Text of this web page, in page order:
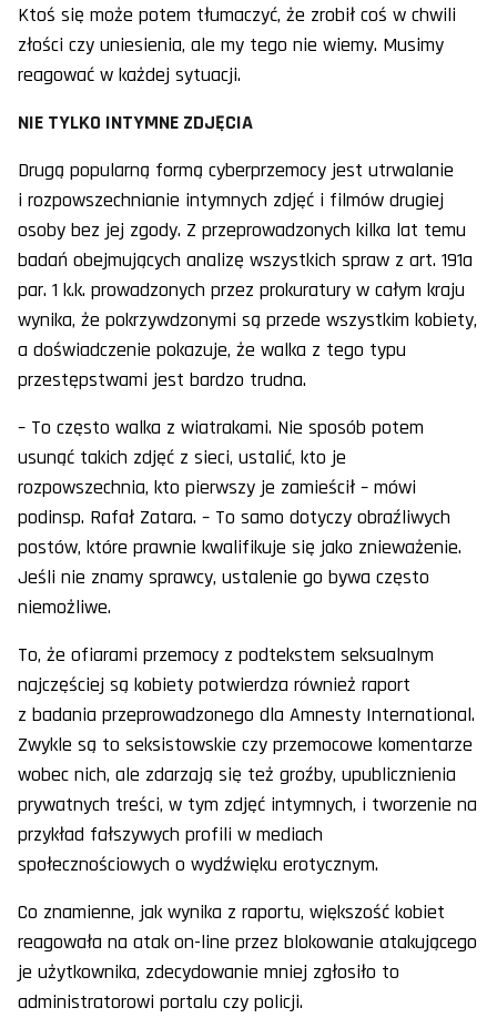
Ktoś się może potem tłumaczyć, że zrobił coś w chwili
złości czy uniesienia, ale my tego nie wiemy. Musimy
reagować w każdej sytuacji.
NIE TYLKO INTYMNE ZDJĘCIA
Drugą popularną formą cyberprzemocy jest utrwalanie
i rozpowszechnianie intymnych zdjęć i filmów drugiej
osoby bez jej zgody. Z przeprowadzonych kilka lat temu
badań obejmujących analizę wszystkich spraw z art. 191a
par. 1 k.k. prowadzonych przez prokuratury w całym kraju
wynika, że pokrzywdzonymi są przede wszystkim kobiety,
a doświadczenie pokazuje, że walka z tego typu
przestępstwami jest bardzo trudna.
– To często walka z wiatrakami. Nie sposób potem
usunąć takich zdjęć z sieci, ustalić, kto je
rozpowszechnia, kto pierwszy je zamieścił – mówi
podinsp. Rafał Zatara. – To samo dotyczy obraźliwych
postów, które prawnie kwalifikuje się jako znieważenie.
Jeśli nie znamy sprawcy, ustalenie go bywa często
niemożliwe.
To, że ofiarami przemocy z podtekstem seksualnym
najczęściej są kobiety potwierdza również raport
z badania przeprowadzonego dla Amnesty International.
Zwykle są to seksistowskie czy przemocowe komentarze
wobec nich, ale zdarzają się też groźby, upublicznienia
prywatnych treści, w tym zdjęć intymnych, i tworzenie na
przykład fałszywych profili w mediach
społecznościowych o wydźwięku erotycznym.
Co znamienne, jak wynika z raportu, większość kobiet
reagowała na atak on-line przez blokowanie atakującego
je użytkownika, zdecydowanie mniej zgłosiło to
administratorowi portalu czy policji.